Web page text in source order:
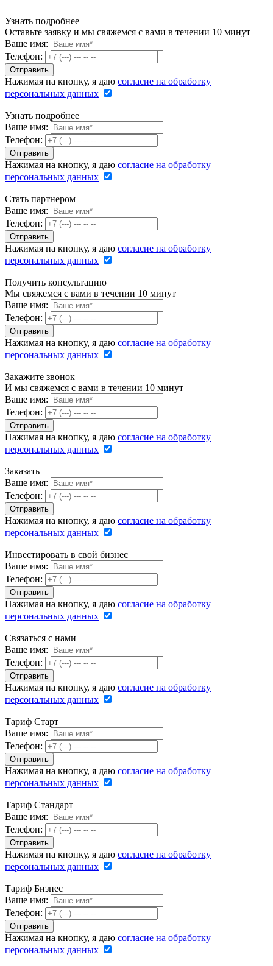
Узнать подробнее
Оставьте заявку и мы свяжемся с вами в течении 10 минут
Ваше имя:
Телефон:
Нажимая на кнопку, я даю согласие на обработку
персональных данных
Узнать подробнее
Ваше имя:
Телефон:
Нажимая на кнопку, я даю согласие на обработку
персональных данных
Стать партнером
Ваше имя:
Телефон:
Нажимая на кнопку, я даю согласие на обработку
персональных данных
Получить консультацию
Мы свяжемся с вами в течении 10 минут
Ваше имя:
Телефон:
Нажимая на кнопку, я даю согласие на обработку
персональных данных
Закажите звонок
И мы свяжемся с вами в течении 10 минут
Ваше имя:
Телефон:
Нажимая на кнопку, я даю согласие на обработку
персональных данных
Заказать
Ваше имя:
Телефон:
Нажимая на кнопку, я даю согласие на обработку
персональных данных
Инвестировать в свой бизнес
Ваше имя:
Телефон:
Нажимая на кнопку, я даю согласие на обработку
персональных данных
Связаться с нами
Ваше имя:
Телефон:
Нажимая на кнопку, я даю согласие на обработку
персональных данных
Тариф Старт
Ваше имя:
Телефон:
Нажимая на кнопку, я даю согласие на обработку
персональных данных
Тариф Стандарт
Ваше имя:
Телефон:
Нажимая на кнопку, я даю согласие на обработку
персональных данных
Тариф Бизнес
Ваше имя:
Телефон:
Нажимая на кнопку, я даю согласие на обработку
персональных данных